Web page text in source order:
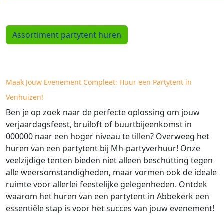
Assortiment partytent huren
Maak Jouw Evenement Compleet: Huur een Partytent in
Venhuizen!
Ben je op zoek naar de perfecte oplossing om jouw
verjaardagsfeest, bruiloft of buurtbijeenkomst in
000000 naar een hoger niveau te tillen? Overweeg het
huren van een partytent bij Mh-partyverhuur! Onze
veelzijdige tenten bieden niet alleen beschutting tegen
alle weersomstandigheden, maar vormen ook de ideale
ruimte voor allerlei feestelijke gelegenheden. Ontdek
waarom het huren van een partytent in Abbekerk een
essentiële stap is voor het succes van jouw evenement!